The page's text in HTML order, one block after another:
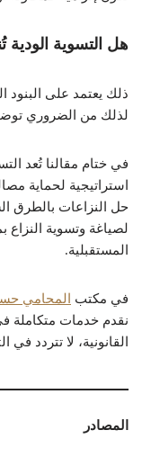
هل التسوية الودية
ذلك يعتمد على البنود
لذلك من الضروري
في ختام مقالنا تُعد
استراتيجية لحماية
حل النزاعات بالطرق
لصياغة وتسوية النزاع
المستقبلية.
في مكتب المحامي
نقدم خدمات متكاملة
القانونية، لا تتردد
المصادر